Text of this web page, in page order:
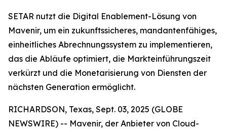
SETAR nutzt die Digital Enablement-Lösung von
Mavenir, um ein zukunftssicheres, mandantenfähiges,
einheitliches Abrechnungssystem zu implementieren,
das die Abläufe optimiert, die Markteinführungszeit
verkürzt und die Monetarisierung von Diensten der
nächsten Generation ermöglicht.
RICHARDSON, Texas, Sept. 03, 2025 (GLOBE
NEWSWIRE) -- Mavenir, der Anbieter von Cloud-